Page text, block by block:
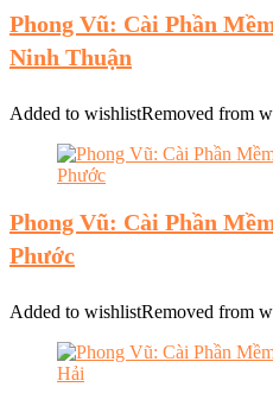
Phong Vũ: Cài Phần
Ninh Thuận
Added to wishlistRemoved from
Phong Vũ: Cài Phần
Phước
Added to wishlistRemoved from